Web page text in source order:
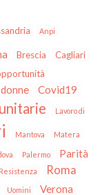
Anpi
Brescia
Cagliari
Covid19
Lavoro di
Mantova Matera
Palermo
Parità
Resistenza Roma
Uomini Verona